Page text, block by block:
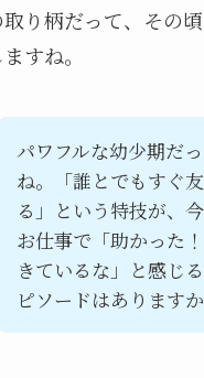
り柄だって、その
すね。
パワフルな幼少期だ
ね。「誰とでもすぐ
る」という特技が、
お仕事で「助かった
きているな」と感じ
ピソードはあります